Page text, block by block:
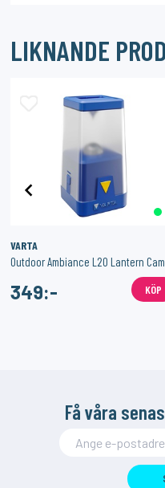
LIKNANDE
VARTA
349:- KÖP
Få våra